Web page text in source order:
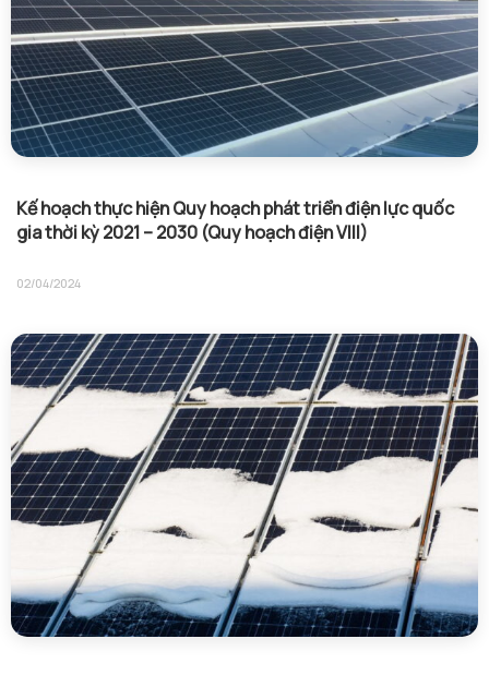
Kế hoạch thực hiện Quy hoạch phát triển điện lực quốc
gia thời kỳ 2021 – 2030 (Quy hoạch điện VIII)
02/04/2024